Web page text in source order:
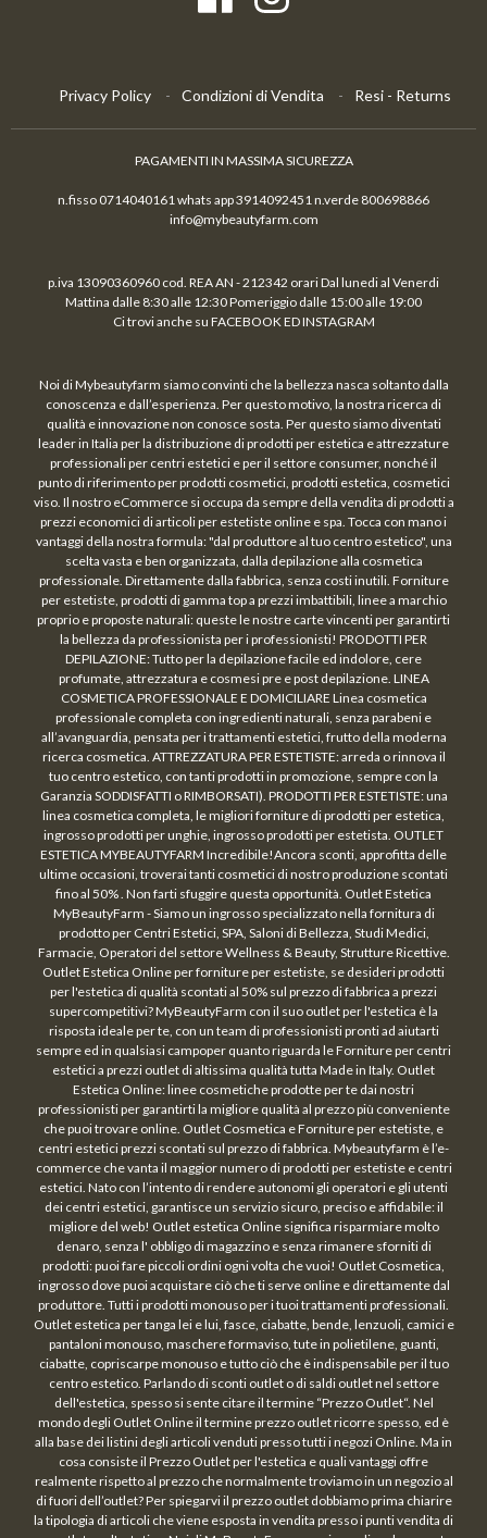
Privacy Policy Condizioni di Vendita Resi - Returns
PAGAMENTI IN MASSIMA SICUREZZA
n.fisso 0714040161 whats app 3914092451 n.verde 800698866
info@mybeautyfarm.com
p.iva 13090360960 cod. REA AN - 212342 orari Dal lunedi al Venerdi
Mattina dalle 8:30 alle 12:30 Pomeriggio dalle 15:00 alle 19:00
Ci trovi anche su FACEBOOK ED INSTAGRAM
Noi di Mybeautyfarm siamo convinti che la bellezza nasca soltanto dalla
conoscenza e dall’esperienza. Per questo motivo, la nostra ricerca di
qualità e innovazione non conosce sosta. Per questo siamo diventati
leader in Italia per la distribuzione di prodotti per estetica e attrezzature
professionali per centri estetici e per il settore consumer, nonché il
punto di riferimento per prodotti cosmetici, prodotti estetica, cosmetici
viso. Il nostro eCommerce si occupa da sempre della vendita di prodotti a
prezzi economici di articoli per estetiste online e spa. Tocca con mano i
vantaggi della nostra formula: "dal produttore al tuo centro estetico", una
scelta vasta e ben organizzata, dalla depilazione alla cosmetica
professionale. Direttamente dalla fabbrica, senza costi inutili. Forniture
per estetiste, prodotti di gamma top a prezzi imbattibili, linee a marchio
proprio e proposte naturali: queste le nostre carte vincenti per garantirti
la bellezza da professionista per i professionisti! PRODOTTI PER
DEPILAZIONE: Tutto per la depilazione facile ed indolore, cere
profumate, attrezzatura e cosmesi pre e post depilazione. LINEA
COSMETICA PROFESSIONALE E DOMICILIARE Linea cosmetica
professionale completa con ingredienti naturali, senza parabeni e
all’avanguardia, pensata per i trattamenti estetici, frutto della moderna
ricerca cosmetica. ATTREZZATURA PER ESTETISTE: arreda o rinnova il
tuo centro estetico, con tanti prodotti in promozione, sempre con la
Garanzia SODDISFATTI o RIMBORSATI). PRODOTTI PER ESTETISTE: una
linea cosmetica completa, le migliori forniture di prodotti per estetica,
ingrosso prodotti per unghie, ingrosso prodotti per estetista. OUTLET
ESTETICA MYBEAUTYFARM Incredibile!Ancora sconti, approfitta delle
ultime occasioni, troverai tanti cosmetici di nostro produzione scontati
fino al 50% . Non farti sfuggire questa opportunità. Outlet Estetica
MyBeautyFarm - Siamo un ingrosso specializzato nella fornitura di
prodotto per Centri Estetici, SPA, Saloni di Bellezza, Studi Medici,
Farmacie, Operatori del settore Wellness & Beauty, Strutture Ricettive.
Outlet Estetica Online per forniture per estetiste, se desideri prodotti
per l'estetica di qualità scontati al 50% sul prezzo di fabbrica a prezzi
supercompetitivi? MyBeautyFarm con il suo outlet per l'estetica è la
risposta ideale per te, con un team di professionisti pronti ad aiutarti
sempre ed in qualsiasi campoper quanto riguarda le Forniture per centri
estetici a prezzi outlet di altissima qualità tutta Made in Italy. Outlet
Estetica Online: linee cosmetiche prodotte per te dai nostri
professionisti per garantirti la migliore qualità al prezzo più conveniente
che puoi trovare online. Outlet Cosmetica e Forniture per estetiste, e
centri estetici prezzi scontati sul prezzo di fabbrica. Mybeautyfarm è l’e-
commerce che vanta il maggior numero di prodotti per estetiste e centri
estetici. Nato con l’intento di rendere autonomi gli operatori e gli utenti
dei centri estetici, garantisce un servizio sicuro, preciso e affidabile: il
migliore del web! Outlet estetica Online significa risparmiare molto
denaro, senza l' obbligo di magazzino e senza rimanere sforniti di
prodotti: puoi fare piccoli ordini ogni volta che vuoi! Outlet Cosmetica,
ingrosso dove puoi acquistare ciò che ti serve online e direttamente dal
produttore. Tutti i prodotti monouso per i tuoi trattamenti professionali.
Outlet estetica per tanga lei e lui, fasce, ciabatte, bende, lenzuoli, camici e
pantaloni monouso, maschere formaviso, tute in polietilene, guanti,
ciabatte, copriscarpe monouso e tutto ciò che è indispensabile per il tuo
centro estetico. Parlando di sconti outlet o di saldi outlet nel settore
dell'estetica, spesso si sente citare il termine “Prezzo Outlet“. Nel
mondo degli Outlet Online il termine prezzo outlet ricorre spesso, ed è
alla base dei listini degli articoli venduti presso tutti i negozi Online. Ma in
cosa consiste il Prezzo Outlet per l'estetica e quali vantaggi offre
realmente rispetto al prezzo che normalmente troviamo in un negozio al
di fuori dell’outlet? Per spiegarvi il prezzo outlet dobbiamo prima chiarire
la tipologia di articoli che viene esposta in vendita presso i punti vendita di